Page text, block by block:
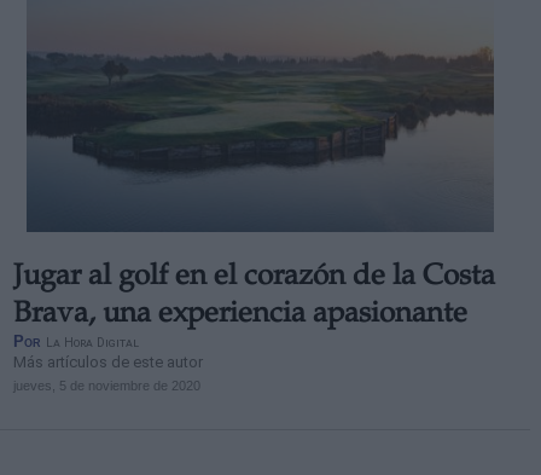
Jugar al golf en el corazón de la Costa
Brava, una experiencia apasionante
Por La Hora Digital
Más artículos de este autor
jueves, 5 de noviembre de 2020